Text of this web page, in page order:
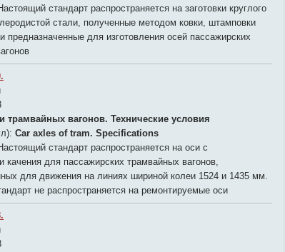
стандарт распространяется на заготовки круглого
стали, полученные методом ковки, штамповки
предназначенные для изготовления осей пассажирских
трамвайных вагонов. Технические условия
Car axles of tram. Specifications
стандарт распространяется на оси с
качения для пассажирских трамвайных вагонов,
для движения на линиях шириной колеи 1524 и 1435 мм.
не распространяется на ремонтируемые оси